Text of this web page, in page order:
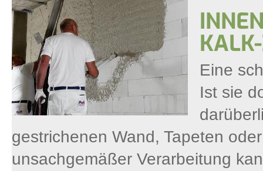
Eine
Ist sie
gestrichenen Wand, Tapeten
unsachgemäßer Verarbeitung